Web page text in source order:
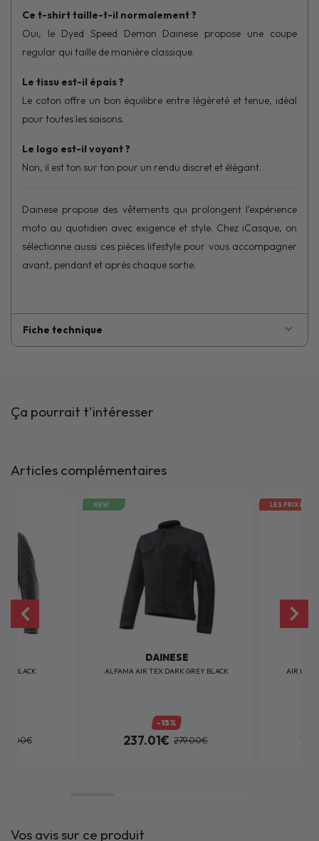
Ce t-shirt taille-t-il normalement ?
Oui, le Dyed Speed Demon Dainese propose une coupe
regular qui taille de manière classique.
Le tissu est-il épais ?
Le coton offre un bon équilibre entre légèreté et tenue, idéal
pour toutes les saisons.
Le logo est-il voyant ?
Non, il est ton sur ton pour un rendu discret et élégant.
Dainese propose des vêtements qui prolongent l’expérience
moto au quotidien avec exigence et style. Chez iCasque, on
sélectionne aussi ces pièces lifestyle pour vous accompagner
avant, pendant et après chaque sortie.
Fiche technique
Ça pourrait t'intéresser
Articles complémentaires
BLACK
NEW
DAINESE
ALFAMA AIR TEX DARK GREY BLACK
-15%
237.01€ 279.00€
LES PRIX EN
AIR
Vos avis sur ce produit